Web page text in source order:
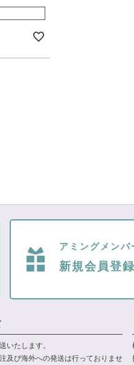
アミングメンバ
新規会員登
いたします。
及び海外への発送は行っておりませ